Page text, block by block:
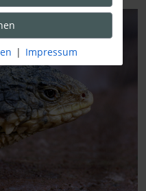
| Impressum